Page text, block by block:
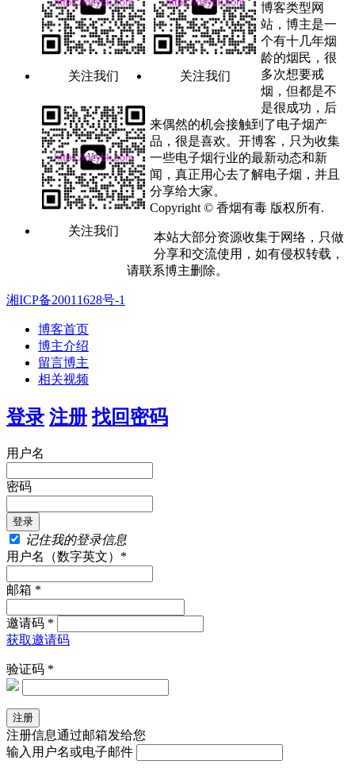
关注我们 关注我们
关注我们
博客类型网
站，博主是一
个有十几年烟
龄的烟民，很
多次想要戒
烟，但都是不
是很成功，后
来偶然的机会接触到了电子烟产
品，很是喜欢。开博客，只为收集
一些电子烟行业的最新动态和新
闻，真正用心去了解电子烟，并且
分享给大家。
Copyright © 香烟有毒 版权所有.
本站大部分资源收集于网络，只做
分享和交流使用，如有侵权转载，
请联系博主删除。
湘ICP备20011628号-1
博客首页
博主介绍
留言博主
相关视频
登录 注册 找回密码
用户名
密码
记住我的登录信息
用户名（数字英文）*
邮箱 *
邀请码 *
获取邀请码
验证码 *
注册信息通过邮箱发给您
输入用户名或电子邮件